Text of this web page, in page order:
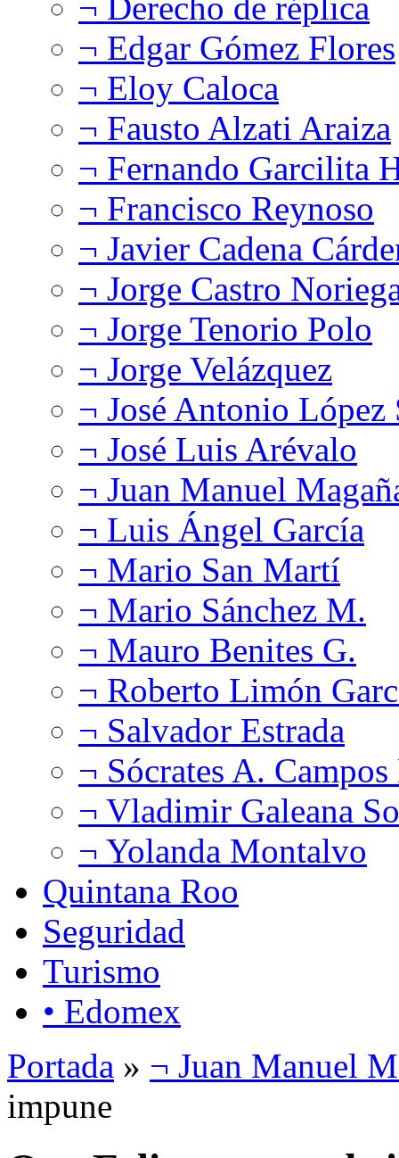
¬ Edgar Gómez Flores
¬ Eloy Caloca
¬ Fausto Alzati Araiza
¬ Fernando Garcilita
¬ Francisco Reynoso
¬ Javier Cadena
¬ Jorge Castro
¬ Jorge Tenorio Polo
¬ Jorge Velázquez
¬ José Antonio López
¬ José Luis Arévalo
¬ Juan Manuel
¬ Luis Ángel García
¬ Mario San Martí
¬ Mario Sánchez M.
¬ Mauro Benites G.
¬ Roberto Limón
¬ Salvador Estrada
¬ Sócrates A.
¬ Vladimir Galeana
¬ Yolanda Montalvo
Quintana Roo
Seguridad
Turismo
• Edomex
Portada » ¬ Juan Manuel
impune